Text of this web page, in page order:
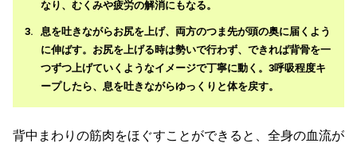
なり、むくみや疲労の解消にもなる。
息を吐きながらお尻を上げ、両方のつま先が頭の奥に届くよう
に伸ばす。お尻を上げる時は勢いで行わず、できれば背骨を一
つずつ上げていくようなイメージで丁寧に動く。3呼吸程度キ
ープしたら、息を吐きながらゆっくりと体を戻す。
背中まわりの筋肉をほぐすことができると、全身の血流が